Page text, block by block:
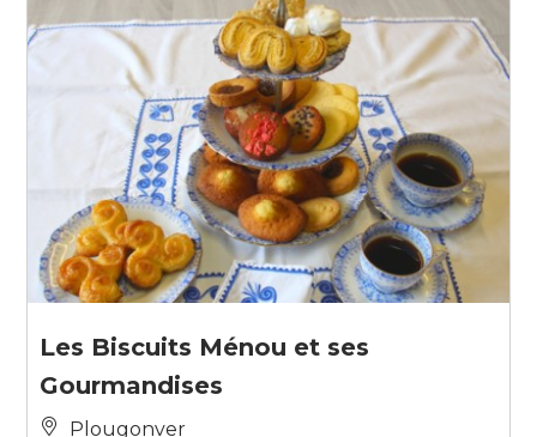
Les Biscuits Ménou et ses
Gourmandises
Plougonver